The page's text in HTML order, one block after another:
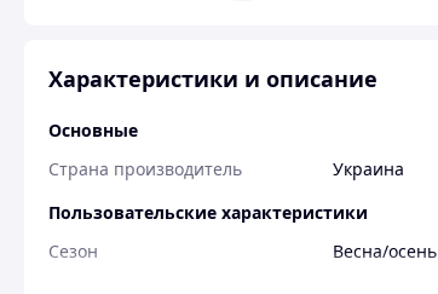
Характеристики и описание
Основные
Страна производитель
Украина
Пользовательские характеристики
Сезон
Весна/осень